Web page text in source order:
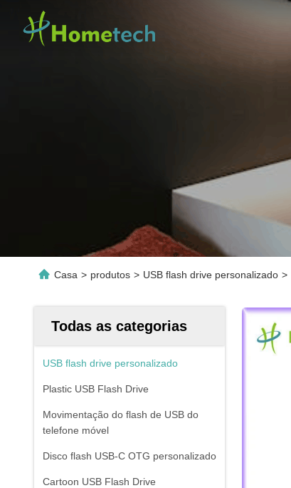
Casa > produtos > USB flash drive personalizado >
Todas as categorias
USB flash drive personalizado
Plastic USB Flash Drive
Movimentação do flash de USB do
telefone móvel
Disco flash USB-C OTG personalizado
Cartoon USB Flash Drive